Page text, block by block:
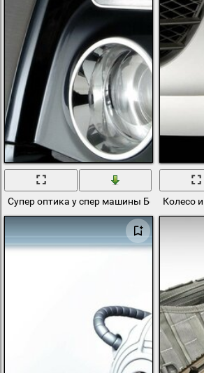
Супер оптика у спер машины БентлиКолесо